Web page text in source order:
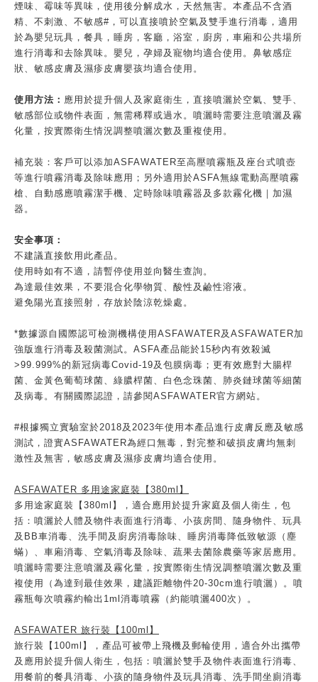
煙味、霉味等異味，使用後分解成水，天然無害。本產品不含酒
精、不刺激、不敏感#，可以直接噴於空氣及雙手進行消毒，適用
於為嬰兒玩具，餐具，睡房，客廳，浴室，廚房，車廂和公共場所
進行消毒和去除異味。嬰兒，孕婦及寵物均適合使用。鼻敏感症
狀、敏感皮膚及濕疹皮膚嬰孩均適合使用。
使用方法： 應用於提升個人及家庭衛生，直接噴灑於空氣、雙手、
敏感部位或物件表面，無需稀釋或過水。噴灑時需要注意噴灑及霧
化量，按實際衛生情況調整噴灑次數及重複使用。
補充裝：客戶可以添加ASFAWATER至高壓噴霧瓶及座台式噴壺
等進行噴霧消毒及除味應用；另外適用於ASFA無線電動高壓噴霧
槍、自動感應噴霧潔手機、定時除味噴霧器及多款霧化機｜加濕
器。
安全事項：
不建議直接飲用此產品。
使用時如有不適，請暫停使用並向醫生查詢。
為達最佳效果，不要混合化學物質、酸性及鹼性溶液。
避免陽光直接照射，存放於陰涼乾燥處。
*數據源自國際認可檢測機構使用ASFAWATER及ASFAWATER加
強版進行消毒及殺菌測試。ASFA產品能於15秒內有效殺滅
>99.999%的新冠病毒Covid-19及包膜病毒；更有效應對大腸桿
菌、金黃色葡萄球菌、綠膿桿菌、白色念珠菌、肺炎鏈球菌等細菌
及病毒。有關國際認證，請參閱ASFAWATER官方網站。
#根據獨立實驗室於2018及2023年使用本產品進行皮膚反應及敏感
測試，證實ASFAWATER為經口無毒，對完整和破損皮膚均無刺
激性及無害，敏感皮膚及濕疹皮膚均適合使用。
ASFAWATER 多用途家庭裝【380ml】
多用途家庭裝【380ml】，適合應用於提升家庭及個人衛生，包
括：噴灑於人體及物件表面進行消毒、小孩房間、隨身物件、玩具
及BB車消毒、洗手間及廚房消毒除味、睡房消毒降低致敏源（塵
蟎）、車廂消毒、空氣消毒及除味、蔬果去菌除農藥等家居應用。
噴灑時需要注意噴灑及霧化量，按實際衛生情況調整噴灑次數及重
複使用（為達到最佳效果，建議距離物件20-30cm進行噴灑）。噴
霧瓶每次噴霧約輸出1ml消毒噴霧（約能噴灑400次）。
ASFAWATER 旅行裝【100ml】
旅行裝【100ml】，產品可被帶上飛機及郵輪使用，適合外出攜帶
及應用於提升個人衛生，包括：噴灑於雙手及物件表面進行消毒、
用餐前的餐具消毒、小孩的隨身物件及玩具消毒、洗手間坐廁消毒